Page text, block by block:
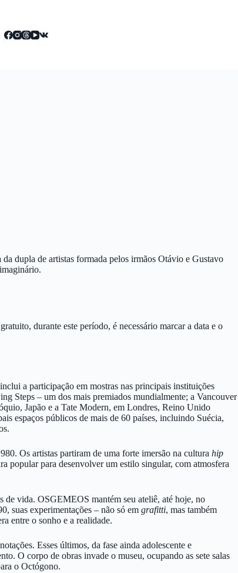
dupla de artistas formada pelos irmãos Otávio e Gustavo
durante este período, é necessário marcar a data e o
a participação em mostras nas principais instituições
Steps – um dos mais premiados mundialmente; a Vancouver
Japão e a Tate Modern, em Londres, Reino Unido
espaços públicos de mais de 60 países, incluindo Suécia,
Os artistas partiram de uma forte imersão na cultura hip
popular para desenvolver um estilo singular, com atmosfera
de vida. OSGEMEOS mantém seu ateliê, até hoje, no
suas experimentações – não só em grafitti, mas também
entre o sonho e a realidade.
Esses últimos, da fase ainda adolescente e
O corpo de obras invade o museu, ocupando as sete salas
o Octógono.